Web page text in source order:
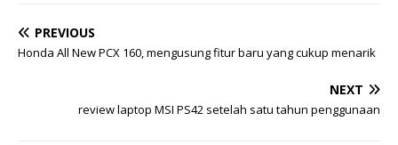
PREVIOUS
Honda All New PCX 160, mengusung fitur baru yang cukup menarik
NEXT
review laptop MSI PS42 setelah satu tahun penggunaan